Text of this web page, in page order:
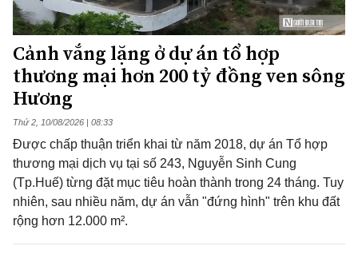
Cảnh vắng lặng ở dự án tổ hợp
thương mại hơn 200 tỷ đồng ven sông
Hương
Thứ 2, 10/08/2026 | 08:33
Được chấp thuận triển khai từ năm 2018, dự án Tổ hợp
thương mại dịch vụ tại số 243, Nguyễn Sinh Cung
(Tp.Huế) từng đặt mục tiêu hoàn thành trong 24 tháng. Tuy
nhiên, sau nhiều năm, dự án vẫn "đứng hình" trên khu đất
rộng hơn 12.000 m².